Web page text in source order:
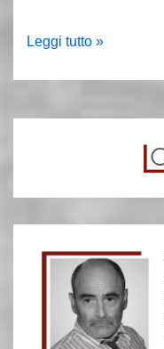
Bravo,
Leggi tutto »